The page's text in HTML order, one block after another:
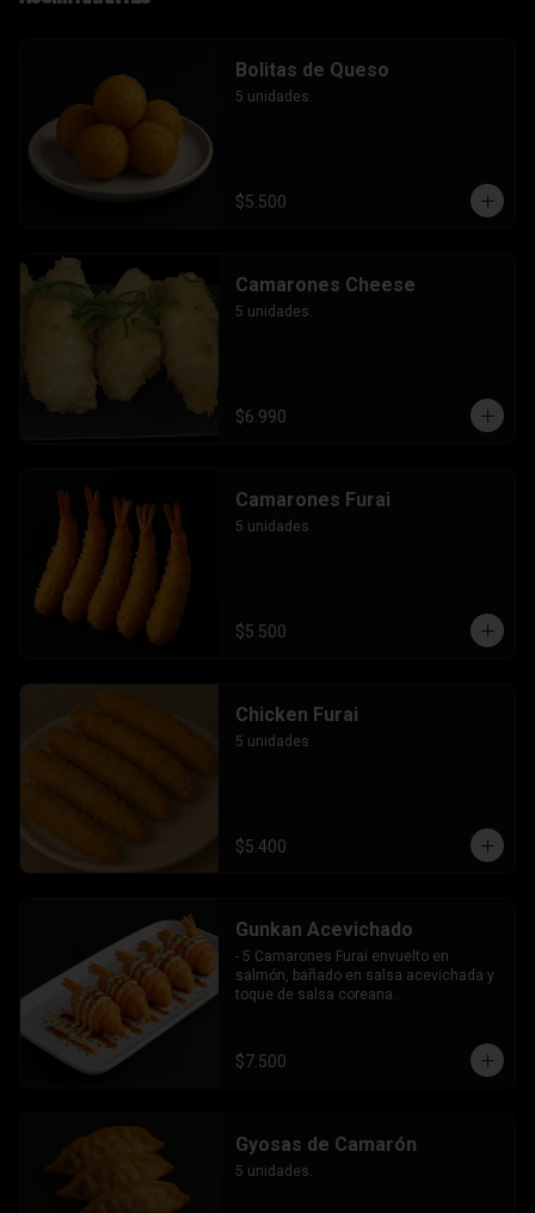
Bolitas de Queso
5 unidades.
$5.500
Camarones Cheese
5 unidades.
$6.990
Camarones Furai
5 unidades.
$5.500
Chicken Furai
5 unidades.
$5.400
Gunkan Acevichado
- 5 Camarones Furai envuelto en
salmón, bañado en salsa acevichada y
toque de salsa coreana.
$7.500
Gyosas de Camarón
5 unidades.